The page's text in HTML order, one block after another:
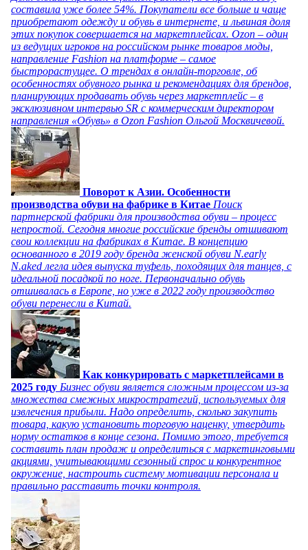
составила уже более 54%. Покупатели все больше и чаще
приобретают одежду и обувь в интернете, и львиная доля
этих покупок совершается на маркетплейсах. Ozon – один
из ведущих игроков на российском рынке товаров моды,
направление Fashion на платформе – самое
быстрорастущее. О трендах в онлайн-торговле, об
особенностях обувного рынка и рекомендациях для брендов,
планирующих продавать обувь через маркетплейс – в
эксклюзивном интервью SR с коммерческим директором
направления «Обувь» в Ozon Fashion Ольгой Москвичевой.
Поворот к Азии. Особенности
производства обуви на фабрике в Китае Поиск
партнерской фабрики для производства обуви – процесс
непростой. Сегодня многие российские бренды отшивают
свои коллекции на фабриках в Китае. В концепцию
основанного в 2019 году бренда женской обуви N.early
N.aked легла идея выпуска туфель, походящих для танцев, с
идеальной посадкой по ноге. Первоначально обувь
отшивалась в Европе, но уже в 2022 году производство
обуви перенесли в Китай.
Как конкурировать с маркетплейсами в
2025 году Бизнес обуви является сложным процессом из-за
множества смежных микростратегий, используемых для
извлечения прибыли. Надо определить, сколько закупить
товара, какую установить торговую наценку, утвердить
норму остатков в конце сезона. Помимо этого, требуется
составить план продаж и определиться с маркетинговыми
акциями, учитывающими сезонный спрос и конкурентное
окружение, настроить систему мотивации персонала и
правильно расставить точки контроля.